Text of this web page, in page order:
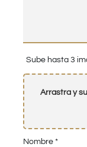
Sube hasta 3
Arrastra y
Nombre *